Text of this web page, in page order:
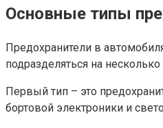
Основные типы
Предохранители в
подразделяться на
Первый тип – это
бортовой электроники и